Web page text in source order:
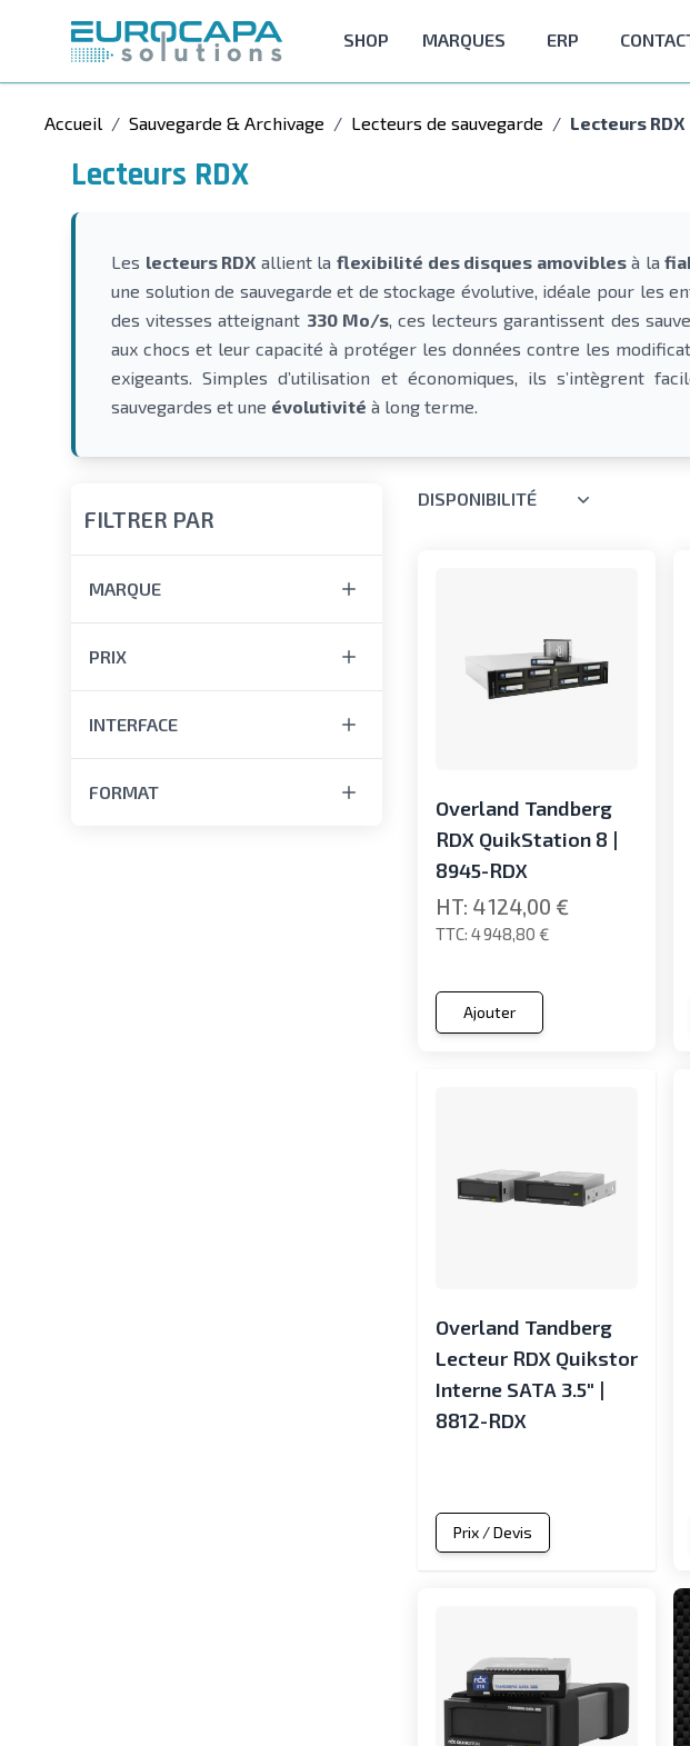
SHOP
MARQUES ERP
Accueil / Sauvegarde & Archivage / Lecteurs de sauvegarde / Lecteurs RDX
Lecteurs RDX
Les lecteurs RDX allient la flexibilité des disques amoviblesà la
une solution de sauvegarde et de stockage évolutive, idéale pour les
des vitesses atteignant 330 Mo/s, ces lecteurs garantissent des
aux chocs et leur capacité à protéger les données contre les
exigeants. Simples d’utilisation et économiques, ils s’intègrent
sauvegardes et une évolutivité à long terme.
FILTRER PAR
MARQUE
PRIX
INTERFACE
FORMAT
DISPONIBILITÉ
Overland Tandberg
RDX QuikStation 8 |
8945-RDX
4 948,80 €
4 124,00 €
Ajouter
Overland Tandberg
Lecteur RDX Quikstor
Interne SATA 3.5" |
8812-RDX
Prix / Devis